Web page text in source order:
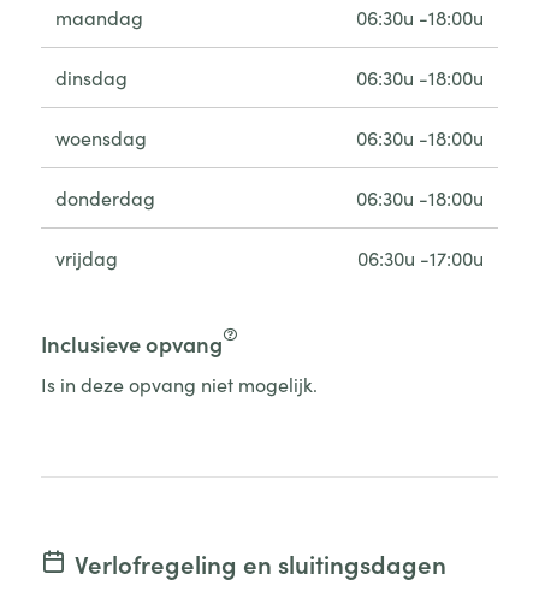
maandag 06:30u -18:00u
dinsdag 06:30u -18:00u
woensdag 06:30u -18:00u
donderdag 06:30u -18:00u
vrijdag 06:30u -17:00u
Inclusieve opvang
Is in deze opvang niet mogelijk.
Verlofregeling en sluitingsdagen